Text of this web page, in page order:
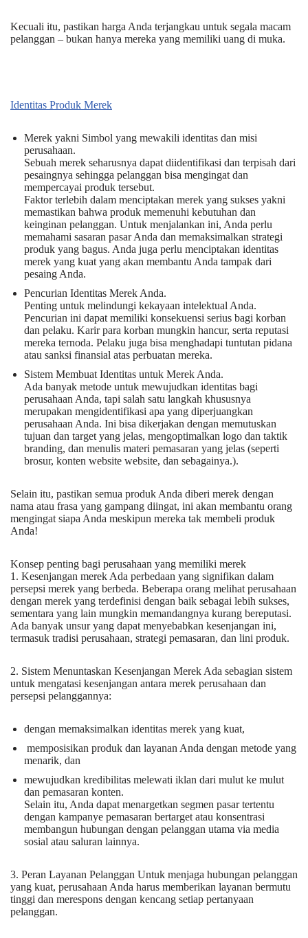
Kecuali itu, pastikan harga Anda terjangkau untuk segala macam
pelanggan – bukan hanya mereka yang memiliki uang di muka.
Identitas Produk Merek
Merek yakni Simbol yang mewakili identitas dan misi
perusahaan.
Sebuah merek seharusnya dapat diidentifikasi dan terpisah dari
pesaingnya sehingga pelanggan bisa mengingat dan
mempercayai produk tersebut.
Faktor terlebih dalam menciptakan merek yang sukses yakni
memastikan bahwa produk memenuhi kebutuhan dan
keinginan pelanggan. Untuk menjalankan ini, Anda perlu
memahami sasaran pasar Anda dan memaksimalkan strategi
produk yang bagus. Anda juga perlu menciptakan identitas
merek yang kuat yang akan membantu Anda tampak dari
pesaing Anda.
Pencurian Identitas Merek Anda.
Penting untuk melindungi kekayaan intelektual Anda.
Pencurian ini dapat memiliki konsekuensi serius bagi korban
dan pelaku. Karir para korban mungkin hancur, serta reputasi
mereka ternoda. Pelaku juga bisa menghadapi tuntutan pidana
atau sanksi finansial atas perbuatan mereka.
Sistem Membuat Identitas untuk Merek Anda.
Ada banyak metode untuk mewujudkan identitas bagi
perusahaan Anda, tapi salah satu langkah khususnya
merupakan mengidentifikasi apa yang diperjuangkan
perusahaan Anda. Ini bisa dikerjakan dengan memutuskan
tujuan dan target yang jelas, mengoptimalkan logo dan taktik
branding, dan menulis materi pemasaran yang jelas (seperti
brosur, konten website website, dan sebagainya.).
Selain itu, pastikan semua produk Anda diberi merek dengan
nama atau frasa yang gampang diingat, ini akan membantu orang
mengingat siapa Anda meskipun mereka tak membeli produk
Anda!
Konsep penting bagi perusahaan yang memiliki merek
1. Kesenjangan merek Ada perbedaan yang signifikan dalam
persepsi merek yang berbeda. Beberapa orang melihat perusahaan
dengan merek yang terdefinisi dengan baik sebagai lebih sukses,
sementara yang lain mungkin memandangnya kurang bereputasi.
Ada banyak unsur yang dapat menyebabkan kesenjangan ini,
termasuk tradisi perusahaan, strategi pemasaran, dan lini produk.
2. Sistem Menuntaskan Kesenjangan Merek Ada sebagian sistem
untuk mengatasi kesenjangan antara merek perusahaan dan
persepsi pelanggannya:
dengan memaksimalkan identitas merek yang kuat,
memposisikan produk dan layanan Anda dengan metode yang
menarik, dan
mewujudkan kredibilitas melewati iklan dari mulut ke mulut
dan pemasaran konten.
Selain itu, Anda dapat menargetkan segmen pasar tertentu
dengan kampanye pemasaran bertarget atau konsentrasi
membangun hubungan dengan pelanggan utama via media
sosial atau saluran lainnya.
3. Peran Layanan Pelanggan Untuk menjaga hubungan pelanggan
yang kuat, perusahaan Anda harus memberikan layanan bermutu
tinggi dan merespons dengan kencang setiap pertanyaan
pelanggan.